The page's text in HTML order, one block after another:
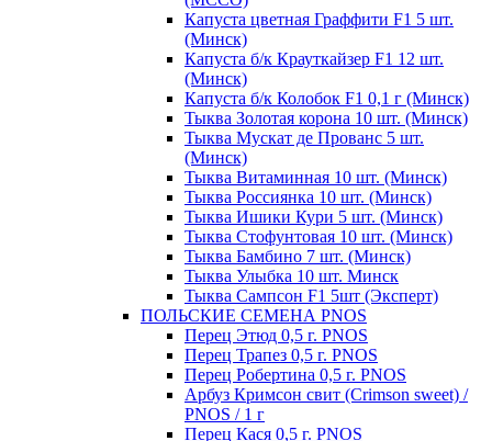
Капуста цветная Граффити F1 5 шт.
(Минск)
Капуста б/к Крауткайзер F1 12 шт.
(Минск)
Капуста б/к Колобок F1 0,1 г (Минск)
Тыква Золотая корона 10 шт. (Минск)
Тыква Мускат де Прованс 5 шт.
(Минск)
Тыква Витаминная 10 шт. (Минск)
Тыква Россиянка 10 шт. (Минск)
Тыква Ишики Кури 5 шт. (Минск)
Тыква Стофунтовая 10 шт. (Минск)
Тыква Бамбино 7 шт. (Минск)
Тыква Улыбка 10 шт. Минск
Тыква Сампсон F1 5шт (Эксперт)
ПОЛЬСКИЕ СЕМЕНА PNOS
Перец Этюд 0,5 г. PNOS
Перец Трапез 0,5 г. PNOS
Перец Робертина 0,5 г. PNOS
Арбуз Кримсон свит (Crimson sweet) /
PNOS / 1 г
Перец Кася 0,5 г. PNOS